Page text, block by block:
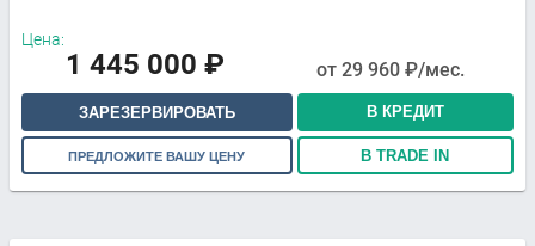
Цена:
1 445 000 ₽ от 29 960 ₽/мес.
ЗАРЕЗЕРВИРОВАТЬ В КРЕДИТ
ПРЕДЛОЖИТЕ ВАШУ ЦЕНУ В TRADE IN